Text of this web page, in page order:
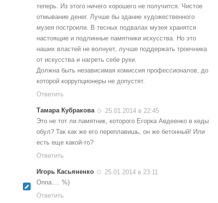
теперь. Из этого ничего хорошего не получится. Чистое
отмывание денег. Лучше бы здание художественного
музея построили. В тесных подвалах музея хранятся
настоящие и подлинные памятники искусства. Но это
наших властей не волнует, лучше поддержать троечника
от искусства и нагреть себе руки.
Должна быть независимая комиссия профессионалов, до
которой коррупционеры не допустят.
Ответить
Тамара Кубракова
25.01.2014 в 22:45
Это не тот ли памятник, которого Егорка Авдеенко в кеды
обул? Так как же его переплавишь, он же бетонный! Или
есть еще какой-то?
Ответить
Игорь Касьяненко
25.01.2014 в 23:11
Оппа…. %)
Ответить